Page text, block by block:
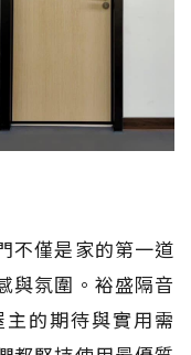
不僅是家的第一道
與氛圍。裕盛隔音
的期待與實用需